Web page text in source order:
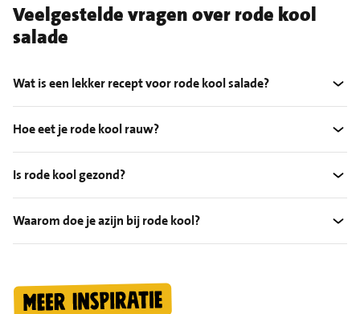
Veelgestelde vragen over rode kool
salade
Wat is een lekker recept voor rode kool salade?
Hoe eet je rode kool rauw?
Is rode kool gezond?
Waarom doe je azijn bij rode kool?